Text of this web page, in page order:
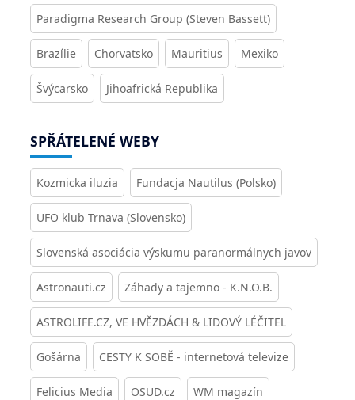
Paradigma Research Group (Steven Bassett)
Brazílie Chorvatsko Mauritius Mexiko
Švýcarsko Jihoafrická Republika
SPŘÁTELENÉ WEBY
Kozmicka iluzia Fundacja Nautilus (Polsko)
UFO klub Trnava (Slovensko)
Slovenská asociácia výskumu paranormálnych javov
Astronauti.cz Záhady a tajemno - K.N.O.B.
ASTROLIFE.CZ, VE HVĚZDÁCH & LIDOVÝ LÉČITEL
Gošárna CESTY K SOBĚ - internetová televize
Felicius Media OSUD.cz WM magazín